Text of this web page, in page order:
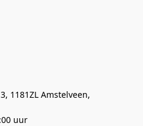
1181ZL Amstelveen,
uur